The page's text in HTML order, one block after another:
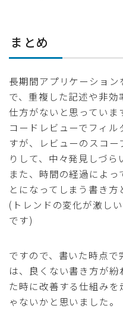
まとめ
長期間アプリケーショ
で、重複した記述や非
仕方がないと思っていま
コードレビューでフィ
すが、レビューのスコ
りして、中々発見しづら
また、時間の経過によ
とになってしまう書き方
(トレンドの変化が激しい
です)
ですので、書いた時点で
は、良くない書き方が
た時に改善する仕組み
ゃないかと思いました。